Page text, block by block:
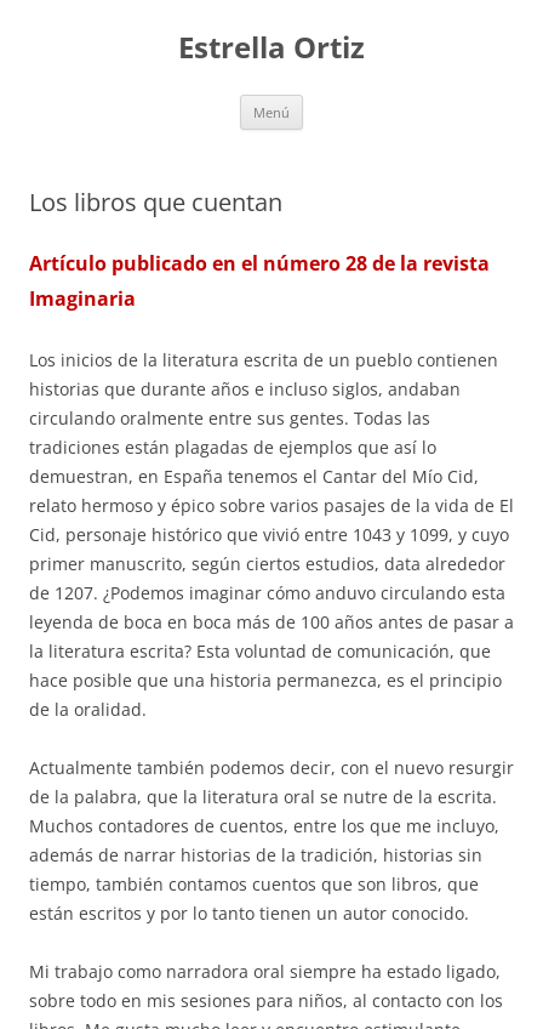
Estrella Ortiz
Menú
Los libros que cuentan
Artículo publicado en el número 28 de la revista
Imaginaria
Los inicios de la literatura escrita de un pueblo contienen
historias que durante años e incluso siglos, andaban
circulando oralmente entre sus gentes. Todas las
tradiciones están plagadas de ejemplos que así lo
demuestran, en España tenemos el Cantar del Mío Cid,
relato hermoso y épico sobre varios pasajes de la vida de El
Cid, personaje histórico que vivió entre 1043 y 1099, y cuyo
primer manuscrito, según ciertos estudios, data alrededor
de 1207. ¿Podemos imaginar cómo anduvo circulando esta
leyenda de boca en boca más de 100 años antes de pasar a
la literatura escrita? Esta voluntad de comunicación, que
hace posible que una historia permanezca, es el principio
de la oralidad.
Actualmente también podemos decir, con el nuevo resurgir
de la palabra, que la literatura oral se nutre de la escrita.
Muchos contadores de cuentos, entre los que me incluyo,
además de narrar historias de la tradición, historias sin
tiempo, también contamos cuentos que son libros, que
están escritos y por lo tanto tienen un autor conocido.
Mi trabajo como narradora oral siempre ha estado ligado,
sobre todo en mis sesiones para niños, al contacto con los